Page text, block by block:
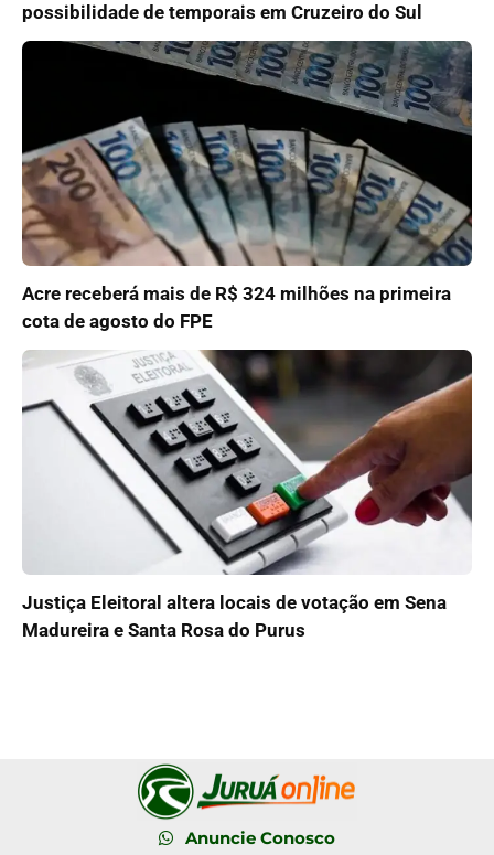
possibilidade de temporais em Cruzeiro do Sul
Acre receberá mais de R$ 324 milhões na primeira
cota de agosto do FPE
Justiça Eleitoral altera locais de votação em Sena
Madureira e Santa Rosa do Purus
Anuncie Conosco